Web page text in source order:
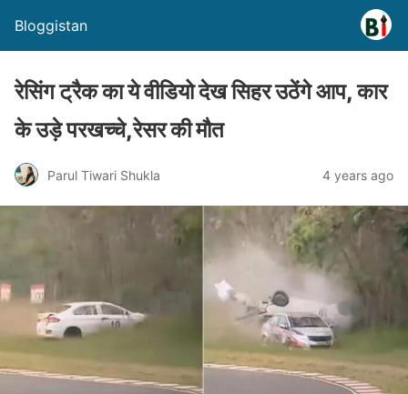
Bloggistan
रेसिंग ट्रैक का ये वीडियो देख सिहर उठेंगे आप, कार
के उड़े परखच्चे,रेसर की मौत
Parul Tiwari Shukla 4 years ago